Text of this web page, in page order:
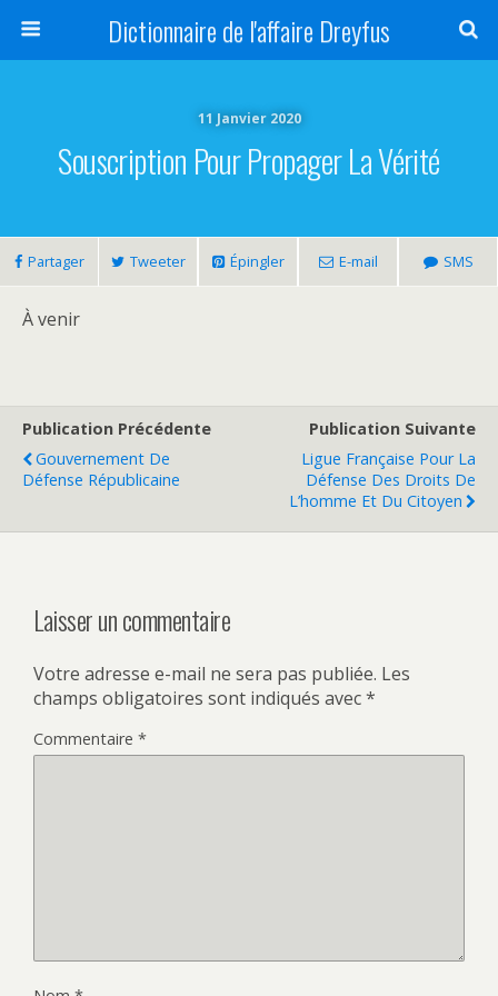
Dictionnaire de l'affaire Dreyfus
11 Janvier 2020
Souscription Pour Propager La Vérité
Partager Tweeter Épingler E-mail SMS
À venir
Publication Précédente
Gouvernement De
Défense Républicaine
Publication Suivante
Ligue Française Pour La
Défense Des Droits De
L’homme Et Du Citoyen
Laisser un commentaire
Votre adresse e-mail ne sera pas publiée. Les
champs obligatoires sont indiqués avec*
Commentaire *